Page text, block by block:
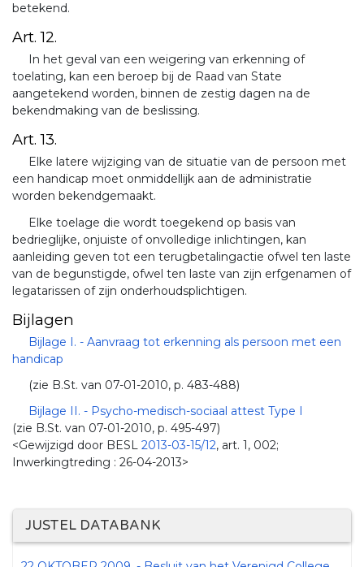
betekend.
Art. 12.
In het geval van een weigering van erkenning of
toelating, kan een beroep bij de Raad van State
aangetekend worden, binnen de zestig dagen na de
bekendmaking van de beslissing.
Art. 13.
Elke latere wijziging van de situatie van de persoon met
een handicap moet onmiddellijk aan de administratie
worden bekendgemaakt.
Elke toelage die wordt toegekend op basis van
bedrieglijke, onjuiste of onvolledige inlichtingen, kan
aanleiding geven tot een terugbetalingactie ofwel ten laste
van de begunstigde, ofwel ten laste van zijn erfgenamen of
legatarissen of zijn onderhoudsplichtigen.
Bijlagen
Bijlage I. - Aanvraag tot erkenning als persoon met een
handicap
(zie B.St. van 07-01-2010, p. 483-488)
Bijlage II. - Psycho-medisch-sociaal attest Type I
(zie B.St. van 07-01-2010, p. 495-497)
<Gewijzigd door BESL 2013-03-15/12, art. 1, 002;
Inwerkingtreding : 26-04-2013>
JUSTEL DATABANK